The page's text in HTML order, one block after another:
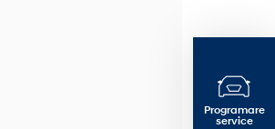
Programare
service